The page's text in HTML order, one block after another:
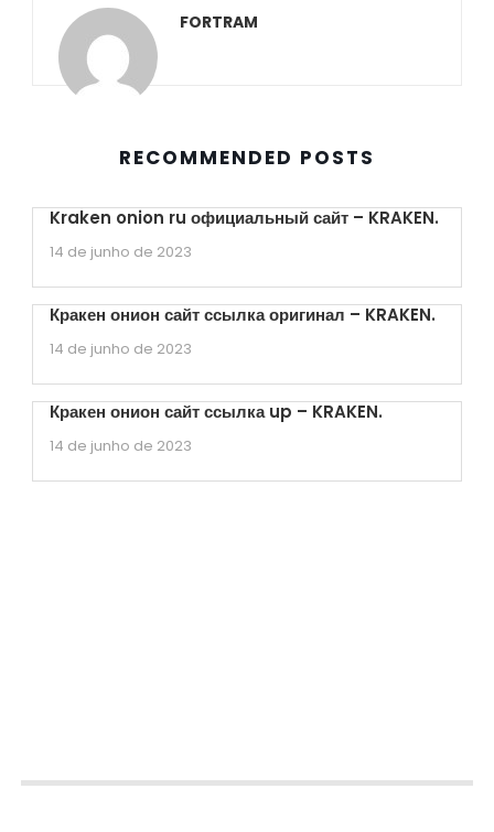
FORTRAM
RECOMMENDED POSTS
Kraken onion ru официальный сайт – KRAKEN.
14 de junho de 2023
Кракен онион сайт ссылка оригинал – KRAKEN.
14 de junho de 2023
Кракен онион сайт ссылка up – KRAKEN.
14 de junho de 2023